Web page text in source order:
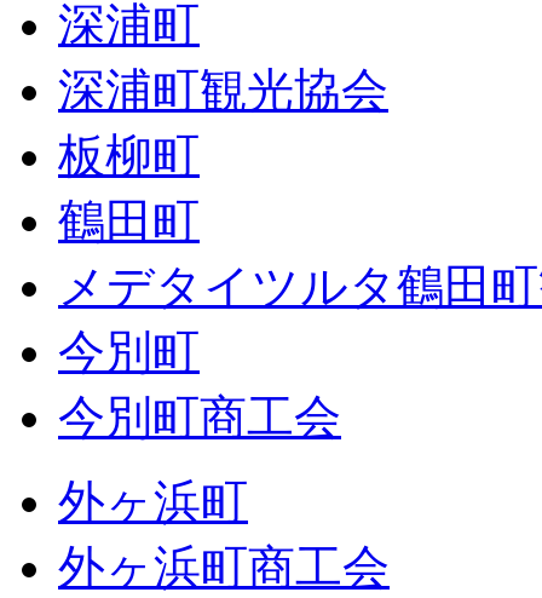
深浦町
深浦町観光協会
板柳町
鶴田町
メデタイツルタ鶴田
今別町
今別町商工会
外ヶ浜町
外ヶ浜町商工会